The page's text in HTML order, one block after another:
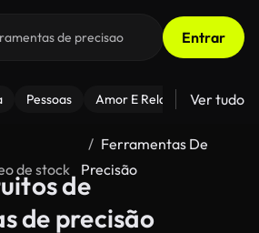
Entrar
Pessoas Amor E Relacionamentos
Ver tudo
de stock
Ferramentas De
Precisão
de
de precisão